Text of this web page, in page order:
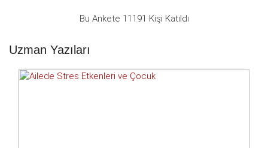
Bu Ankete 11191 Kişi Katıldı
Uzman Yazıları